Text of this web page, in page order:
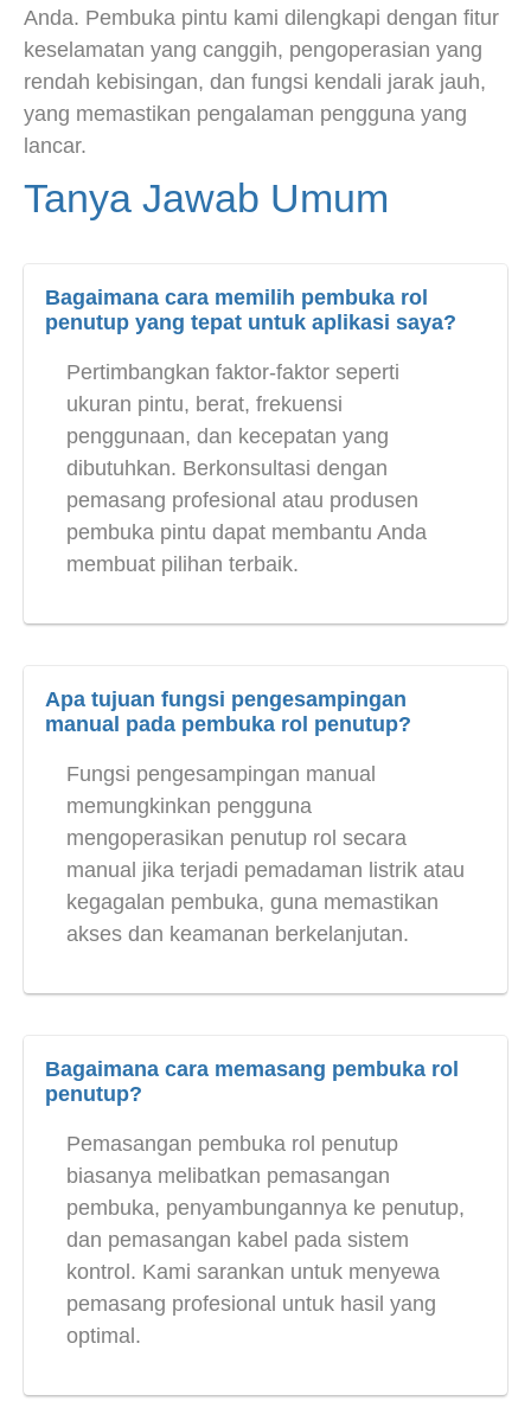
Anda. Pembuka pintu kami dilengkapi dengan fitur
keselamatan yang canggih, pengoperasian yang
rendah kebisingan, dan fungsi kendali jarak jauh,
yang memastikan pengalaman pengguna yang
lancar.
Tanya Jawab Umum
Bagaimana cara memilih pembuka rol
penutup yang tepat untuk aplikasi saya?
Pertimbangkan faktor-faktor seperti
ukuran pintu, berat, frekuensi
penggunaan, dan kecepatan yang
dibutuhkan. Berkonsultasi dengan
pemasang profesional atau produsen
pembuka pintu dapat membantu Anda
membuat pilihan terbaik.
Apa tujuan fungsi pengesampingan
manual pada pembuka rol penutup?
Fungsi pengesampingan manual
memungkinkan pengguna
mengoperasikan penutup rol secara
manual jika terjadi pemadaman listrik atau
kegagalan pembuka, guna memastikan
akses dan keamanan berkelanjutan.
Bagaimana cara memasang pembuka rol
penutup?
Pemasangan pembuka rol penutup
biasanya melibatkan pemasangan
pembuka, penyambungannya ke penutup,
dan pemasangan kabel pada sistem
kontrol. Kami sarankan untuk menyewa
pemasang profesional untuk hasil yang
optimal.